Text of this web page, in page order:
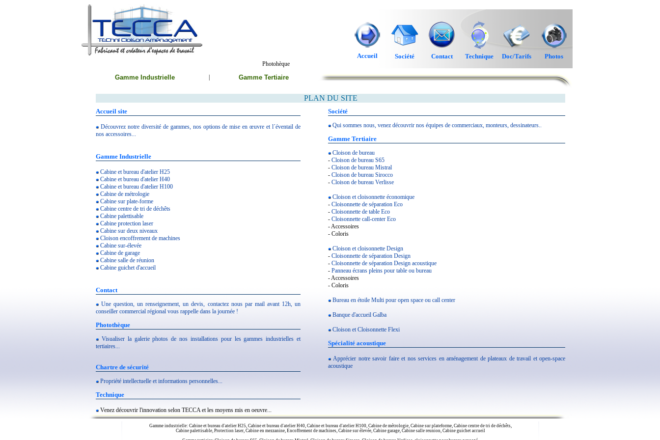
Photohèque
Accueil Société Contact Technique Doc/Tarifs Photos
Gamme Industrielle Gamme Tertiaire
PLAN DU SITE
Accueil site
Découvrez notre diversité de gammes, nos options de mise en œuvre et l´éventail de
nos accessoires...
Gamme Industrielle
Cabine et bureau d'atelier H25
Cabine et bureau d'atelier H40
Cabine et bureau d'atelier H100
Cabine de métrologie
Cabine sur plate-forme
Cabine centre de tri de déchêts
Cabine palettisable
Cabine protection laser
Cabine sur deux niveaux
Cloison encoffrement de machines
Cabine sur-élevée
Cabine de garage
Cabine salle de réunion
Cabine guichet d'accueil
Contact
Une question, un renseignement, un devis, contactez nous par mail avant 12h, un
conseiller commercial régional vous rappelle dans la journée !
Photothèque
Visualiser la galerie photos de nos installations pour les gammes industrielles et
tertiaires...
Chartre de sécurité
Propriété intellectuelle et informations personnelles...
Technique
Venez découvrir l'innovation selon TECCA et les moyens mis en oeuvre...
Société
Qui sommes nous, venez découvrir nos équipes de commerciaux, monteurs, dessinateurs..
Gamme Tertiaire
Cloison de bureau
- Cloison de bureau S65
- Cloison de bureau Mistral
- Cloison de bureau Sirocco
- Cloison de bureau Verlisse
Cloison et cloisonnette économique
- Cloisonnette de séparation Eco
- Cloisonnette de table Eco
- Cloisonnette call-center Eco
- Accessoires
- Coloris
Cloison et cloisonnette Design
- Cloisonnette de séparation Design
- Cloisonnette de séparation Design acoustique
- Panneau écrans pleins pour table ou bureau
- Accessoires
- Coloris
Bureau en étoile Multi pour open space ou call center
Banque d'accueil Galba
Cloison et Cloisonnette Flexi
Spécialité acoustique
Apprécier notre savoir faire et nos services en aménagement de plateaux de travail et open-space
acoustique
Gamme industrielle: Cabine et bureau d'atelier H25, Cabine et bureau d'atelier H40, Cabine et bureau d'atelier H100, Cabine de métrologie, Cabine sur plateforme, Cabine centre de tri de déchêts,
Cabine palettisable, Protection laser, Cabine en mezzanine, Encoffrement de machines, Cabine sur élevée, Cabine garage, Cabine salle reunion, Cabine guichet accueil